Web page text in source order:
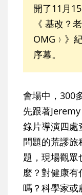
開了11月
《 基改？
OMG﹚》
序幕。
會場中，300
先跟著
錄片導演四處
問題的荒謬旅
題，現場觀
麼？對健康有
嗎？科學家或